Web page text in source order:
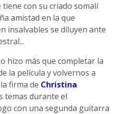
con su criado somalí
amistad en la que
insalvables se diluyen ante
hizo más que completar la
la película y volvernos a
firma de Christina
temas durante el
con una segunda guitarra